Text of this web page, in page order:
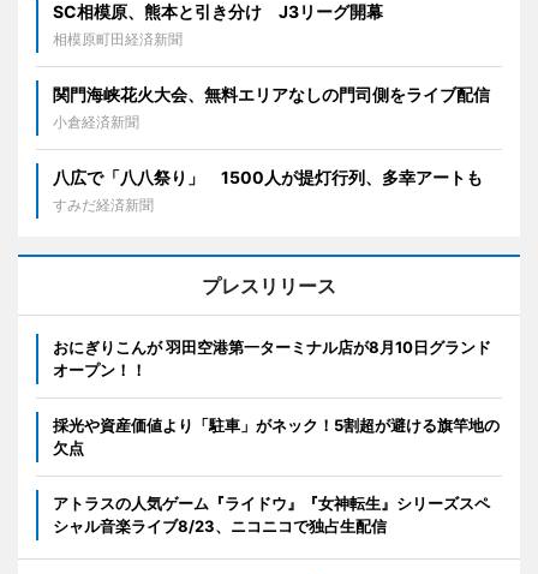
SC相模原、熊本と引き分け J3リーグ開幕
相模原町田経済新聞
関門海峡花火大会、無料エリアなしの門司側をライブ配信
小倉経済新聞
八広で「八八祭り」 1500人が提灯行列、多幸アートも
すみだ経済新聞
プレスリリース
おにぎりこんが 羽田空港第一ターミナル店が8月10日グランド
オープン！！
採光や資産価値より「駐車」がネック！5割超が避ける旗竿地の
欠点
アトラスの人気ゲーム『ライドウ』『女神転生』シリーズスペ
シャル音楽ライブ8/23、ニコニコで独占生配信